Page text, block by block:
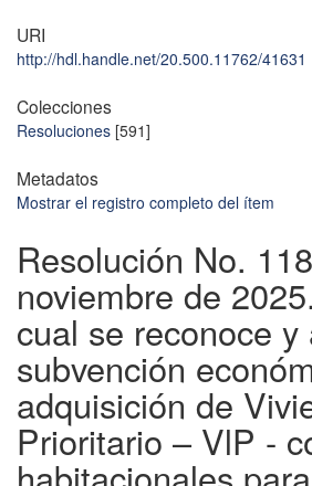
URI
http://hdl.handle.net/20.500.11762/41631
Colecciones
Resoluciones [591]
Metadatos
Mostrar el registro completo del ítem
Resolución No.
noviembre de
cual se reconoce
subvención
adquisición de
Prioritario – VlP -